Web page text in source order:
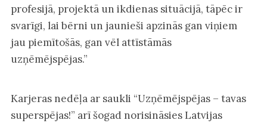
profesijā, projektā un ikdienas situācijā, tāpēc ir
svarīgi, lai bērni un jaunieši apzinās gan viņiem
jau piemītošās, gan vēl attīstāmās
uzņēmējspējas.”
Karjeras nedēļa ar saukli “Uzņēmējspējas – tavas
superspējas!” arī šogad norisināsies Latvijas